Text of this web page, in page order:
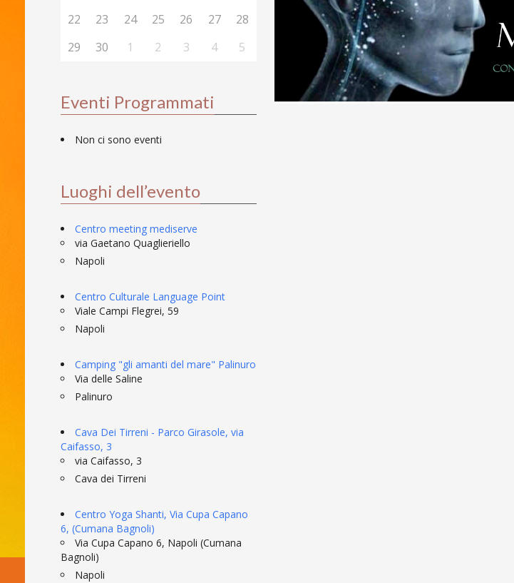
22
23 24 25 26 27
28
29
30 1 2 3 4 5
Eventi Programmati
Non ci sono eventi
Luoghi dell’evento
Centro meeting mediserve
via Gaetano Quaglieriello
Napoli
Centro Culturale Language Point
Viale Campi Flegrei, 59
Napoli
Camping "gli amanti del mare" Palinuro
Via delle Saline
Palinuro
Cava Dei Tirreni - Parco Girasole, via
Caifasso, 3
via Caifasso, 3
Cava dei Tirreni
Centro Yoga Shanti, Via Cupa Capano
6, (Cumana Bagnoli)
Via Cupa Capano 6, Napoli (Cumana
Bagnoli)
Napoli